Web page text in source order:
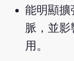
能明顯擴
脈，並
用。